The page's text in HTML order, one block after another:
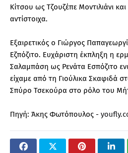
Κίτσου ως Τζουζέπε Μοντιλιάνι
αντίστοιχα.
Εξαιρετικός ο Γιώργος
Εζπόζιτο. Ευχάριστη έκπληξη η
Σαλαμπάση ως Ρενάτα Εσπόζιτο
είχαμε από τη Γιούλικα Σκαφιδά
Σπύρο Τσεκούρα στο ρόλο του
Πηγή: Άκης Φωτόπουλος -